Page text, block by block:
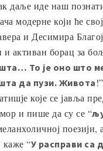
даље иде наш
модерне који ће
и Десимира
активан борац за
То је оно што ме
да пузи. Живота
које се јавља
и пише да су се “
поезији,
“У расправи са